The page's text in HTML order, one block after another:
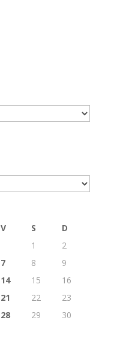
V S
D
1
2
7 8
9
14 15
16
21 22
23
28 29
30